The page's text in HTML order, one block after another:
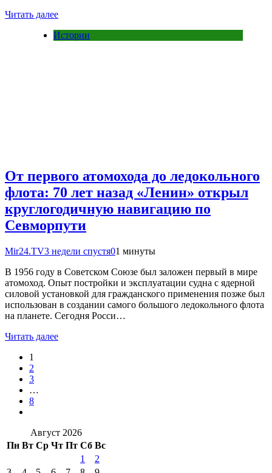
Читать далее
Истории
От первого атомохода до ледокольного
флота: 70 лет назад «Ленин» открыл
круглогодичную навигацию по
Севморпути
Mir24.TV3 недели спустя01 минуты
В 1956 году в Советском Союзе был заложен первый в мире
атомоход. Опыт постройки и эксплуатации судна с ядерной
силовой установкой для гражданского применения позже был
использован в создании самого большого ледокольного флота
на планете. Сегодня Росси…
Читать далее
1
2
3
…
8
Август 2026
Пн Вт Ср Чт Пт Сб Вс
1
2